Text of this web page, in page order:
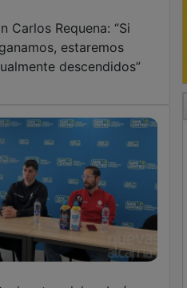
Carlos Requena: “Si
estaremos
descendidos”